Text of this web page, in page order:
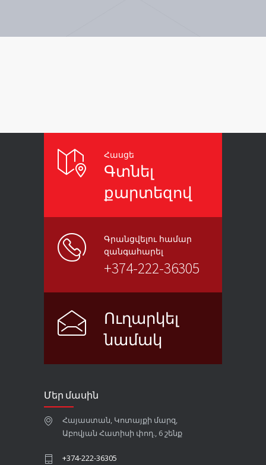
Հասցե
Գտնել
քարտեզով
Գրանցվելու համար
զանգահարել
+374-222-36305
Ուղարկել
նամակ
Մեր մասին
Հայաստան, Կոտայքի մարզ,
Աբովյան Հատիսի փող., 6 շենք
+374-222-36305